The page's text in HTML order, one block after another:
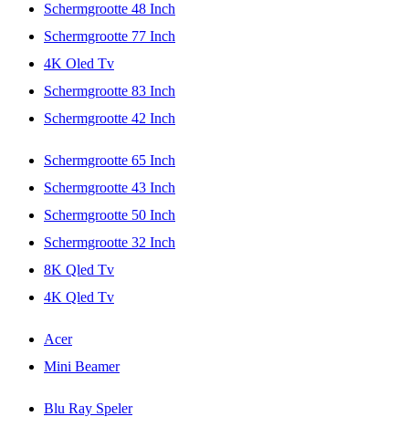
Schermgrootte 48 Inch
Schermgrootte 77 Inch
4K Oled Tv
Schermgrootte 83 Inch
Schermgrootte 42 Inch
Schermgrootte 65 Inch
Schermgrootte 43 Inch
Schermgrootte 50 Inch
Schermgrootte 32 Inch
8K Qled Tv
4K Qled Tv
Acer
Mini Beamer
Blu Ray Speler